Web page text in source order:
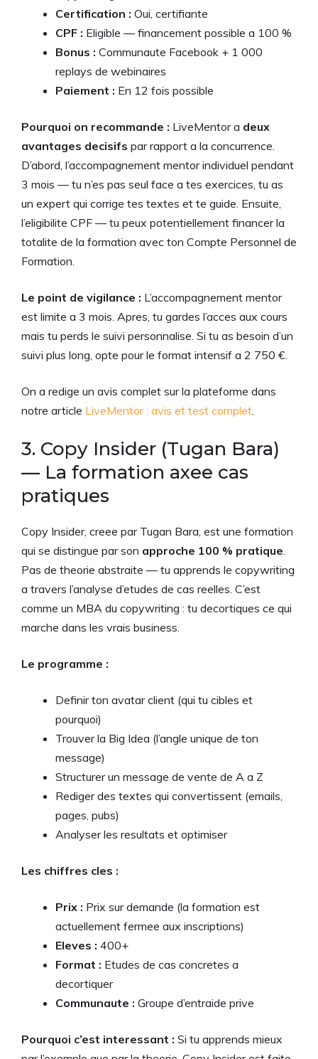
Certification : Oui, certifiante
CPF : Eligible — financement possible a 100 %
Bonus : Communaute Facebook + 1 000
replays de webinaires
Paiement : En 12 fois possible
Pourquoi on recommande : LiveMentor a deux
avantages decisifs par rapport a la concurrence.
D’abord, l’accompagnement mentor individuel pendant
3 mois — tu n’es pas seul face a tes exercices, tu as
un expert qui corrige tes textes et te guide. Ensuite,
l’eligibilite CPF — tu peux potentiellement financer la
totalite de la formation avec ton Compte Personnel de
Formation.
Le point de vigilance : L’accompagnement mentor
est limite a 3 mois. Apres, tu gardes l’acces aux cours
mais tu perds le suivi personnalise. Si tu as besoin d’un
suivi plus long, opte pour le format intensif a 2 750 €.
On a redige un avis complet sur la plateforme dans
notre article LiveMentor : avis et test complet
3. Copy Insider (Tugan Bara)
— La formation axee cas
pratiques
Copy Insider, creee par Tugan Bara, est une formation
qui se distingue par son approche 100 % pratique
Pas de theorie abstraite — tu apprends le copywriting
a travers l’analyse d’etudes de cas reelles. C’est
comme un MBA du copywriting : tu decortiques ce qui
marche dans les vrais business.
Le programme :
Definir ton avatar client (qui tu cibles et
pourquoi)
Trouver la Big Idea (l’angle unique de ton
message)
Structurer un message de vente de A a Z
Rediger des textes qui convertissent (emails,
pages, pubs)
Analyser les resultats et optimiser
Les chiffres cles :
Prix : Prix sur demande (la formation est
actuellement fermee aux inscriptions)
Eleves : 400+
Format : Etudes de cas concretes a
decortiquer
Communaute : Groupe d’entraide prive
Pourquoi c’est interessant : Si tu apprends mieux